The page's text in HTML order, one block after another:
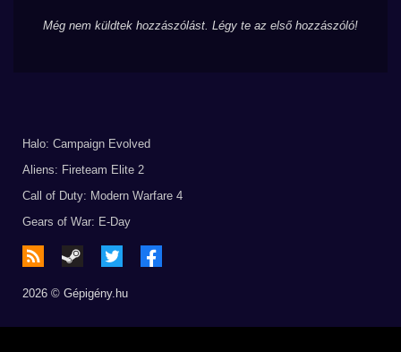
Még nem küldtek hozzászólást. Légy te az első hozzászóló!
Halo: Campaign Evolved
Aliens: Fireteam Elite 2
Call of Duty: Modern Warfare 4
Gears of War: E-Day
2026 © Gépigény.hu